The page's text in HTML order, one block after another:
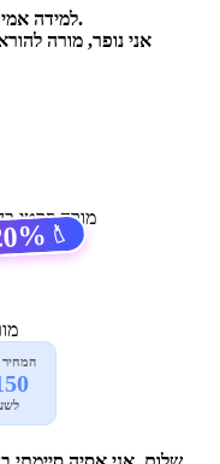
למידה אמיתית מתחילה כשהלב רגוע והנשימה שקטה.
אני נופר, מורה
🏷️ הנחה
המחיר